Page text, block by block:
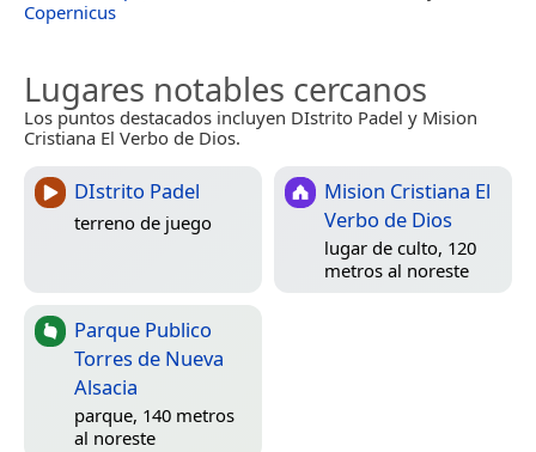
Copernicus
Lugares notables cercanos
Los puntos destacados incluyen DIstrito Padel y Mision
Cristiana El Verbo de Dios.
DIstrito Padel
terreno de juego
Mision Cristiana El
Verbo de Dios
lugar de culto, 120
metros al noreste
Parque Publico
Torres de Nueva
Alsacia
parque, 140 metros
al noreste